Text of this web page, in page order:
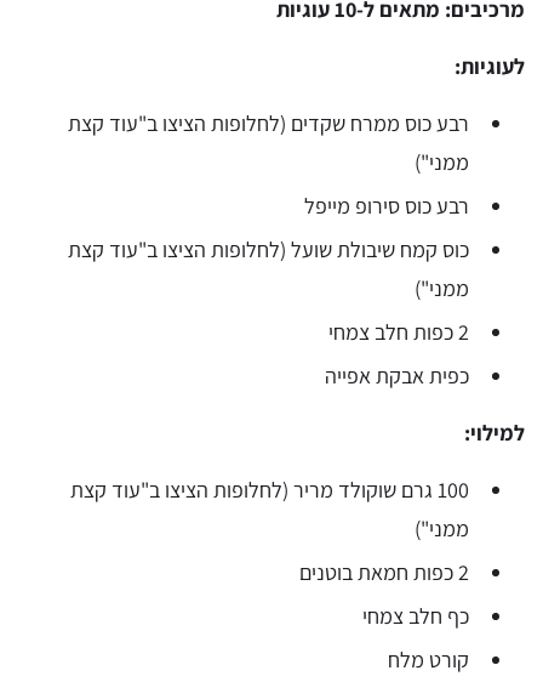
מרכיבים: מתאים ל-10 עוגיות
לעוגיות:
רבע כוס ממרח שקדים (לחלופות הציצו ב"עוד קצת
ממני")
רבע כוס סירופ מייפל
כוס קמח שיבולת שועל (לחלופות הציצו ב"עוד קצת
ממני")
2 כפות חלב צמחי
כפית אבקת אפייה
למילוי:
100 גרם שוקולד מריר (לחלופות הציצו ב"עוד קצת
ממני")
2 כפות חמאת בוטנים
כף חלב צמחי
קורט מלח